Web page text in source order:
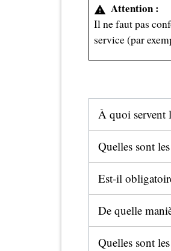
warning Attention :
Il ne faut pas
service (par
À quoi servent
Quelles sont
Est-il
De quelle
Quelles sont